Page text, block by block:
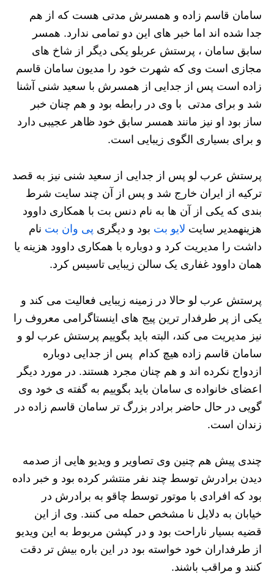
سامان قاسم زاده و همسرش مدتی هست که از هم
جدا شده اند اما خبر های این دو تمامی ندارد. همسر
سابق سامان ، پرستش عربلو یکی دیگر از شاخ های
مجازی است وی که شهرت خود را مدیون سامان قاسم
زاده است پس از جدایی از همسرش با سعید شنی آشنا
شد و برای مدتی با وی در رابطه بود و هم چنان خبر
ساز بود او نیز مانند همسر سابق خود ظاهر عجیبی دارد
و برای بسیاری الگوی زیبایی است.
پرستش عرب لو پس از جدایی از سعید شنی نیز به قصد
ترکیه از ایران خارج شد و پس از آن چند سایت شرط
بندی که یکی از آن ها به نام دنس بت با همکاری داوود
هزینهمدیر سایت لایو بت بود و دیگری پی وان بت نام
داشت را مدیریت کرد و دوباره با همکاری داوود هزینه یا
همان داوود غفاری یک سالن زیبایی تاسیس کرد.
پرستش عرب لو حالا در زمینه زیبایی فعالیت می کند و
یکی از پر طرفدار ترین پیج های اینستاگرامی معروف را
نیز مدیریت می کند، البته باید بگوییم پرستش عرب لو و
سامان قاسم زاده هیچ کدام پس از جدایی دوباره
ازدواج نکرده اند و هم چنان مجرد هستند. در مورد دیگر
اعضای خانواده ی سامان باید بگوییم به گفته ی خود وی
گویی در حال حاضر برادر بزرگ تر سامان قاسم زاده در
زندان است.
چندی پیش هم چنین وی تصاویر و ویدیو هایی از صدمه
دیدن برادرش توسط چند نفر منتشر کرده بود و خبر داده
بود که افرادی با موتور توسط چاقو به برادرش در
خیابان به دلایل نا مشخص حمله می کنند. وی از این
قضیه بسیار ناراحت بود و در کپشن مربوط به این ویدیو
از طرفداران خود خواسته بود در این باره بیش تر دقت
کنند و مراقب باشند.